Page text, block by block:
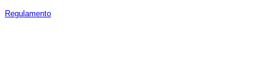
Regulamento